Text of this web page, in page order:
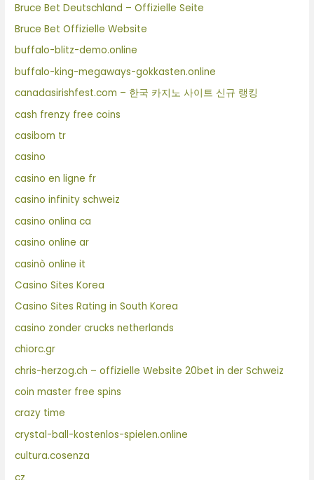
Bruce Bet Deutschland – Offizielle Seite
Bruce Bet Offizielle Website
buffalo-blitz-demo.online
buffalo-king-megaways-gokkasten.online
canadasirishfest.com – 한국 카지노 사이트 신규 랭킹
cash frenzy free coins
casibom tr
casino
casino en ligne fr
casino infinity schweiz
casino onlina ca
casino online ar
casinò online it
Casino Sites Korea
Casino Sites Rating in South Korea
casino zonder crucks netherlands
chiorc.gr
chris-herzog.ch – offizielle Website 20bet in der Schweiz
coin master free spins
crazy time
crystal-ball-kostenlos-spielen.online
cultura.cosenza
cz